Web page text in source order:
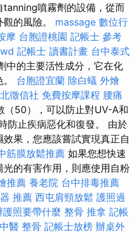
噴霧劑的設備，從而
的風險。 massage 數位行
摩 台胞證桃園 記帳士 參考
記帳士 讀書計畫 台中泰式
中的主要活性成分，它在化
台胞證宜蘭 除白蟻 外燴
徵信社 免費按摩課程 腰痛
50），可以防止對UV-A和
防止疾病惡化和復發。 由於
果，您應該嘗試實現真正自
筋膜放鬆推薦 如果您想快速
的有害作用，則應使用自粉
推薦 養老院 台中排毒推薦
推薦 西屯肩頸放鬆 護照過
護照要帶什麼 整骨 推拿 記帳
醫 整骨 記帳士放榜 辦桌外